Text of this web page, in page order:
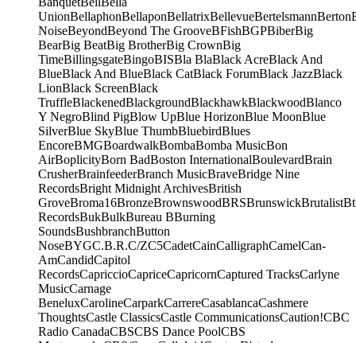
UnionBellaphonBellaponBellatrixBellevueBertelsmannBerton
NoiseBeyondBeyond The GrooveBFishBGPBiberBig
BearBig BeatBig BrotherBig CrownBig
TimeBillingsgateBingoBISBla BlaBlack AcreBlack And
BlueBlack And BlueBlack CatBlack ForumBlack JazzBlack
LionBlack ScreenBlack
TruffleBlackenedBlackgroundBlackhawkBlackwoodBlanco
Y NegroBlind PigBlow UpBlue HorizonBlue MoonBlue
SilverBlue SkyBlue ThumbBluebirdBlues
EncoreBMGBoardwalkBombaBomba MusicBon
AirBoplicityBorn BadBoston InternationalBoulevardBrain
CrusherBrainfeederBranch MusicBraveBridge Nine
RecordsBright Midnight ArchivesBritish
GroveBroma16BronzeBrownswoodBRSBrunswickBrutalist
RecordsBukBulkBureau BBurning
SoundsBushbranchButton
NoseBYGC.B.R.C/ZC5CadetCainCalligraphCamelCan-
AmCandidCapitol
RecordsCapriccioCapriceCapricornCaptured TracksCarlyne
MusicCarnage
BeneluxCarolineCarparkCarrereCasablancaCashmere
ThoughtsCastle ClassicsCastle CommunicationsCaution!CBC
Radio CanadaCBSCBS Dance PoolCBS